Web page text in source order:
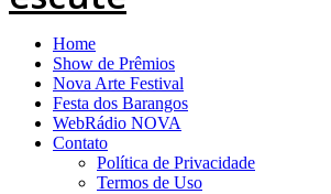
Home
Show de Prêmios
Nova Arte Festival
Festa dos Barangos
WebRádio NOVA
Contato
Política de Privacidade
Termos de Uso